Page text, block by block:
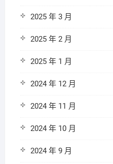
2025 年 3 月
2025 年 2 月
2025 年 1 月
2024 年 12 月
2024 年 11 月
2024 年 10 月
2024 年 9 月